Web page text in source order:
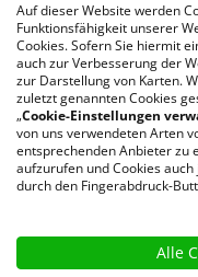
Auf dieser Website werden
Funktionsfähigkeit unserer
Cookies. Sofern Sie hiermit
auch zur Verbesserung der
zur Darstellung von Karten.
zuletzt genannten Cookies
„Cookie-Einstellungen
von uns verwendeten Arten
entsprechenden Anbieter zu
aufzurufen und Cookies
durch den Fingerabdruck-
Alle